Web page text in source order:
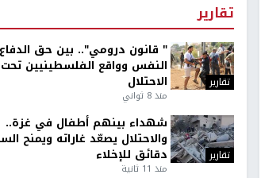
تقارير
تقارير
" قانون درومي".. بين حق
النفس وواقع الفلسطينيين تحت
الاحتلال
منذ 8 ثواني
تقارير
شهداء بينهم أطفال في غزة..
والاحتلال يصعّد غاراته ويمنح
دقائق للإخلاء
منذ 11 ثانية